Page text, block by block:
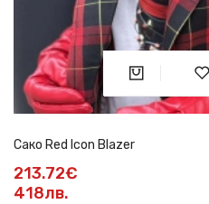
Сако Red Icon Blazer
213.72€
418лв.